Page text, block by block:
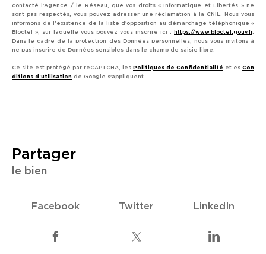
contacté l'Agence / le Réseau, que vos droits « Informatique et Libertés » ne
sont pas respectés, vous pouvez adresser une réclamation à la CNIL. Nous vous
informons de l’existence de la liste d'opposition au démarchage téléphonique «
Bloctel », sur laquelle vous pouvez vous inscrire ici :
https://www.bloctel.gouv.fr.
Dans le cadre de la protection des Données personnelles, nous vous invitons à
ne pas inscrire de Données sensibles dans le champ de saisie libre.
Ce site est protégé par reCAPTCHA, les Politiques de Confidentialité et es Con
ditions d'utilisation de Google s'appliquent.
partager
le bien
Facebook Twitter LinkedIn